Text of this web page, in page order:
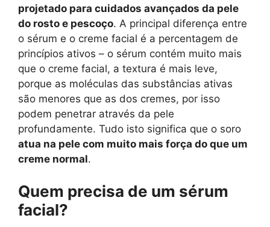
projetado para cuidados avançados da pele
do rosto e pescoço. A principal diferença entre
o sérum e o creme facial é a percentagem de
princípios ativos – o sérum contém muito mais
que o creme facial, a textura é mais leve,
porque as moléculas das substâncias ativas
são menores que as dos cremes, por isso
podem penetrar através da pele
profundamente. Tudo isto significa que o soro
atua na pele com muito mais força do que um
creme normal.
Quem precisa de um sérum
facial?